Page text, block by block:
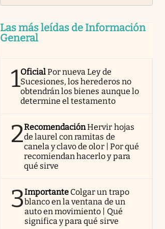
Las más leídas de Información
General
1OficialPor nueva Ley de
Sucesiones, los herederos no
obtendrán los bienes aunque lo
determine el testamento
2RecomendaciónHervir hojas
de laurel con ramitas de
canela y clavo de olor | Por qué
recomiendan hacerlo y para
qué sirve
3Importante Colgar un trapo
blanco en la ventana de un
auto en movimiento | Qué
significa y para qué sirve